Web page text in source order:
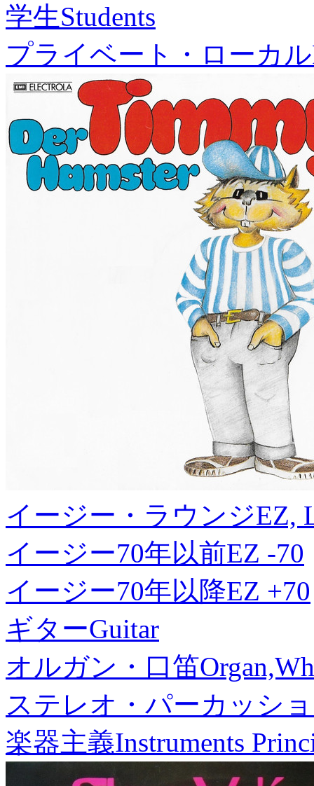
学生Students
プライベート・ローカル
イージー・ラウンジEZ,
イージー70年以前EZ -70
イージー70年以降EZ +70
ギターGuitar
オルガン・口笛
ステレオ・パーカッシ
楽器主義Instruments